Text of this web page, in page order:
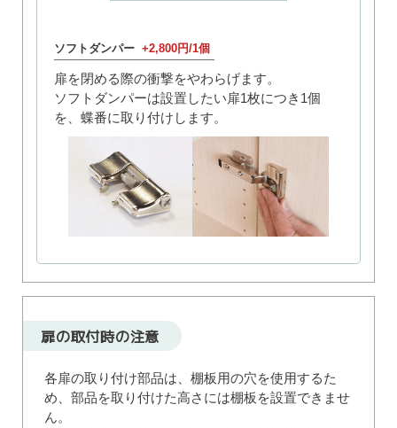
ソフトダンパー +2,800円/1個
扉を閉める際の衝撃をやわらげます。
ソフトダンパーは設置したい扉1枚につき1個
を、蝶番に取り付けします。
扉の取付時の注意
各扉の取り付け部品は、棚板用の穴を使用するた
め、部品を取り付けた高さには棚板を設置できませ
ん。